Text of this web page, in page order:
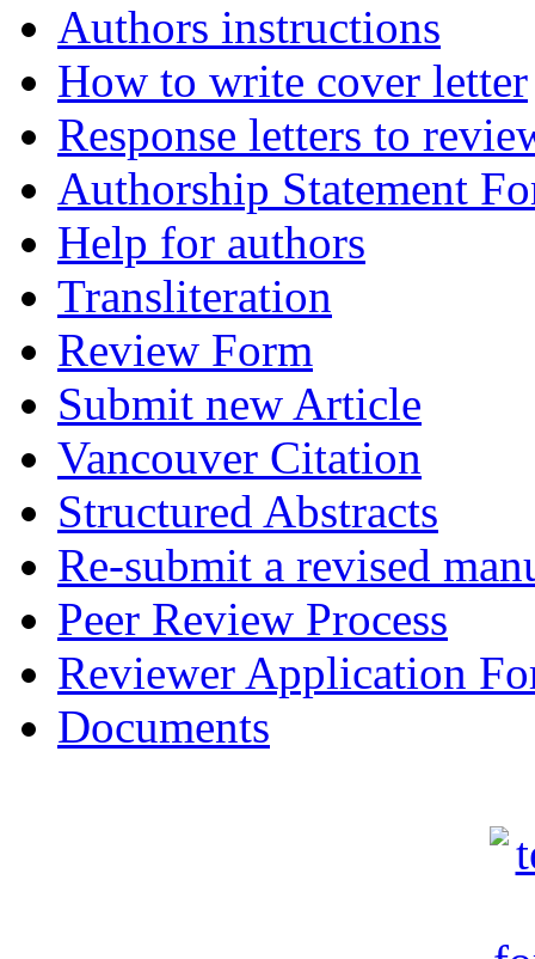
Authors instructions
How to write cover letter
Response letters to
Authorship Statement
Help for authors
Transliteration
Review Form
Submit new Article
Vancouver Citation
Structured Abstracts
Re-submit a revised
Peer Review Process
Reviewer Application
Documents